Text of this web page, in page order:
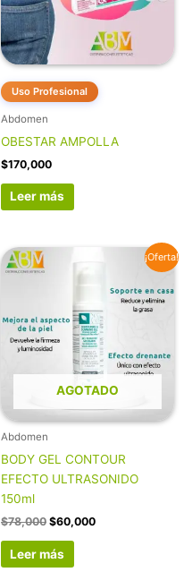
Uso Profesional
Abdomen
OBESTAR AMPOLLA
$170,000
Leer más
¡Oferta!
AGOTADO
Abdomen
BODY GEL CONTOUR
EFECTO ULTRASONIDO
150ml
$78,000
$78,000.
$60,000
es:
$60,000.
Leer más